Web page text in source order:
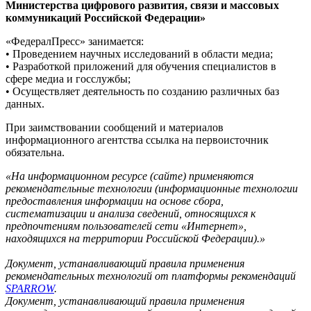
Министерства цифрового развития, связи и массовых
коммуникаций Российской Федерации»
«ФедералПресс» занимается:
• Проведением научных исследований в области медиа;
• Разработкой приложений для обучения специалистов в
сфере медиа и госслужбы;
• Осуществляет деятельность по созданию различных баз
данных.
При заимствовании сообщений и материалов
информационного агентства ссылка на первоисточник
обязательна.
«На информационном ресурсе (сайте) применяются
рекомендательные технологии (информационные технологии
предоставления информации на основе сбора,
систематизации и анализа сведений, относящихся к
предпочтениям пользователей сети «Интернет»,
находящихся на территории Российской Федерации).»
Документ, устанавливающий правила применения
рекомендательных технологий от платформы рекомендаций
SPARROW.
Документ, устанавливающий правила применения